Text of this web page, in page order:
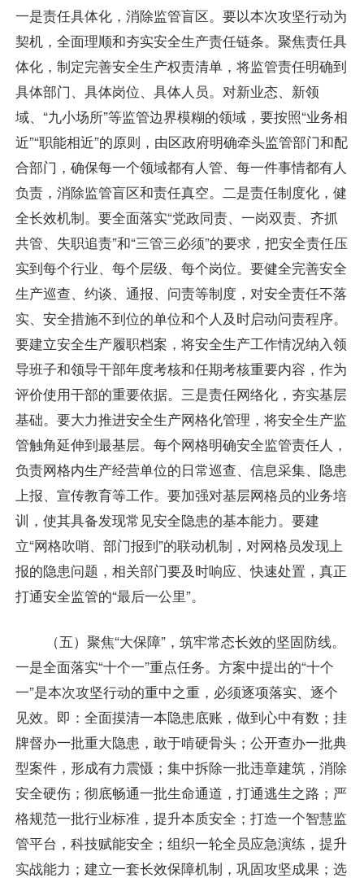
一是责任具体化，消除监管盲区。要以本次攻坚行动为
契机，全面理顺和夯实安全生产责任链条。聚焦责任具
体化，制定完善安全生产权责清单，将监管责任明确到
具体部门、具体岗位、具体人员。对新业态、新领
域、“九小场所”等监管边界模糊的领域，要按照“业务相
近”“职能相近”的原则，由区政府明确牵头监管部门和配
合部门，确保每一个领域都有人管、每一件事情都有人
负责，消除监管盲区和责任真空。二是责任制度化，健
全长效机制。要全面落实“党政同责、一岗双责、齐抓
共管、失职追责”和“三管三必须”的要求，把安全责任压
实到每个行业、每个层级、每个岗位。要健全完善安全
生产巡查、约谈、通报、问责等制度，对安全责任不落
实、安全措施不到位的单位和个人及时启动问责程序。
要建立安全生产履职档案，将安全生产工作情况纳入领
导班子和领导干部年度考核和任期考核重要内容，作为
评价使用干部的重要依据。三是责任网络化，夯实基层
基础。要大力推进安全生产网格化管理，将安全生产监
管触角延伸到最基层。每个网格明确安全监管责任人，
负责网格内生产经营单位的日常巡查、信息采集、隐患
上报、宣传教育等工作。要加强对基层网格员的业务培
训，使其具备发现常见安全隐患的基本能力。要建
立“网格吹哨、部门报到”的联动机制，对网格员发现上
报的隐患问题，相关部门要及时响应、快速处置，真正
打通安全监管的“最后一公里”。
（五）聚焦“大保障”，筑牢常态长效的坚固防线。
一是全面落实“十个一”重点任务。方案中提出的“十个
一”是本次攻坚行动的重中之重，必须逐项落实、逐个
见效。即：全面摸清一本隐患底账，做到心中有数；挂
牌督办一批重大隐患，敢于啃硬骨头；公开查办一批典
型案件，形成有力震慑；集中拆除一批违章建筑，消除
安全硬伤；彻底畅通一批生命通道，打通逃生之路；严
格规范一批行业标准，提升本质安全；打造一个智慧监
管平台，科技赋能安全；组织一轮全员应急演练，提升
实战能力；建立一套长效保障机制，巩固攻坚成果；选